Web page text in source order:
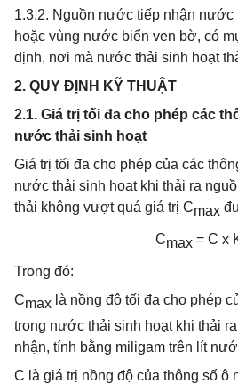
1.3.2. Nguồn nước tiếp nhận
hoặc vùng nước biển ven bờ, có
định, nơi mà nước thải sinh hoạt
2. QUY ĐỊNH KỸ THUẬT
2.1. Giá trị tối đa cho phép các
nước thải sinh hoạt
Giá trị tối đa cho phép của các
nước thải sinh hoạt khi thải ra
thải không vượt quá giá trị Cmax
Cmax = C x
Trong đó:
Cmax là nồng độ tối đa cho phép
trong nước thải sinh hoạt khi thải
nhận, tính bằng miligam trên lít
C là giá trị nồng độ của thông số ô